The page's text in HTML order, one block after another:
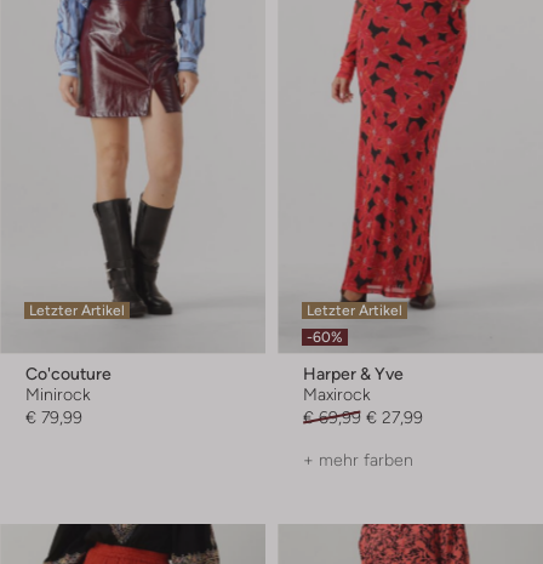
Letzter Artikel
Co'couture
Minirock
€ 79,99
Letzter Artikel
-60%
Harper & Yve
Maxirock
€ 69,99 € 27,99
+ mehr farben